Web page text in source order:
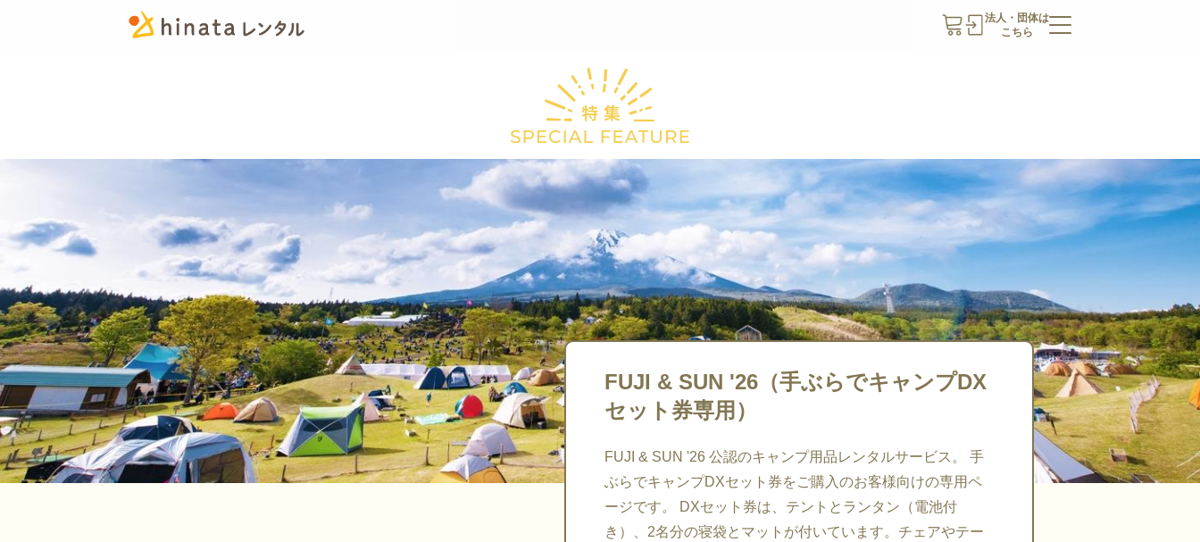
法人・団体は
こちら
FUJI & SUN '26（手ぶらでキャンプDX
セット券専用）
FUJI & SUN '26 公認のキャンプ用品レンタルサービス。 手
ぶらでキャンプDXセット券をご購入のお客様向けの専用ペ
ージです。 DXセット券は、テントとランタン（電池付
き）、2名分の寝袋とマットが付いています。チェアやテー